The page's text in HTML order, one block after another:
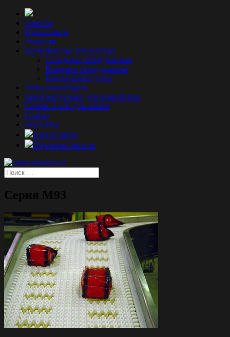
Главная
О компании
Решения
Конвейерные технологии
Складское оборудование
Пищевое оборудование
Конвейерные узлы
Типы конвейеров
Комплектующие для конвейеров
Сервис и обслуживание
Статьи
Контакты
Калькулятор
Обратный звонок
Серия М93